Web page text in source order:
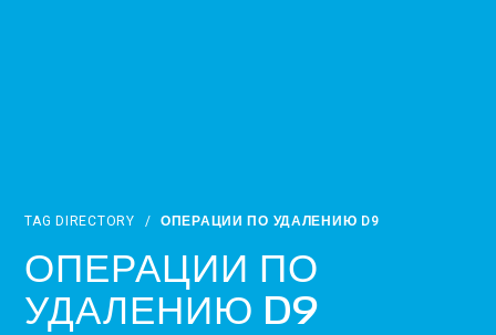
TAG DIRECTORY / ОПЕРАЦИИ ПО УДАЛЕНИЮ D9
ОПЕРАЦИИ ПО
УДАЛЕНИЮ D9